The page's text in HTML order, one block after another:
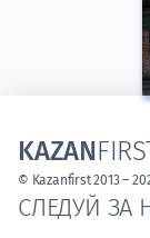
СЛЕДУЙ ЗА
KAZAN
© Kazanfirst 2013 –